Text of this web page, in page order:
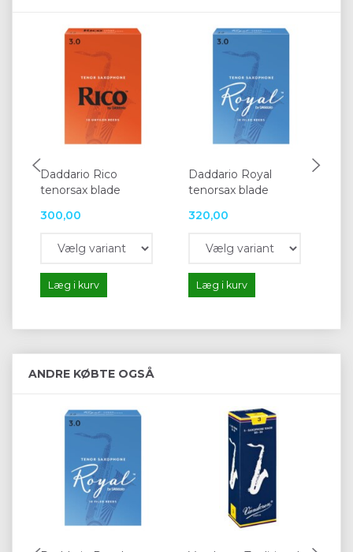
Daddario Rico
tenorsax blade
300,00
Læg i kurv
Daddario Royal
tenorsax blade
320,00
Læg i kurv
ANDRE KØBTE OGSÅ